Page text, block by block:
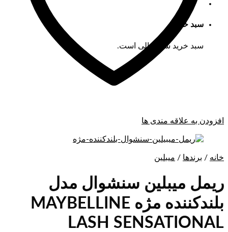
سبد خرید
سبد خرید شما خالی است.
افزودن به علاقه مندی ها
خانه / برندها / میبلین
ریمل میبلین سنشوال مدل
بلندکننده مژه MAYBELLINE
LASH SENSATIONAL